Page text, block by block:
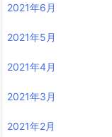
2021年6月
2021年5月
2021年4月
2021年3月
2021年2月